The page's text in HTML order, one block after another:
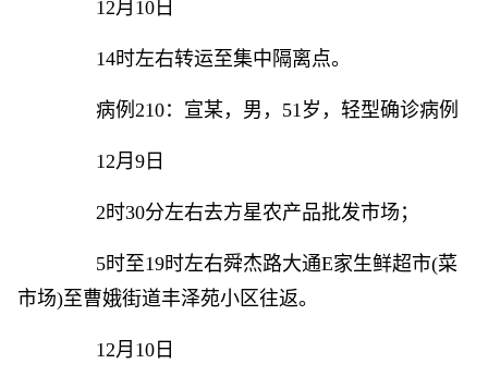
12月10日
14时左右转运至集中隔离点。
病例210：宣某，男，51岁，轻型确诊病例
12月9日
2时30分左右去方星农产品批发市场；
5时至19时左右舜杰路大通E家生鲜超市(菜
市场)至曹娥街道丰泽苑小区往返。
12月10日